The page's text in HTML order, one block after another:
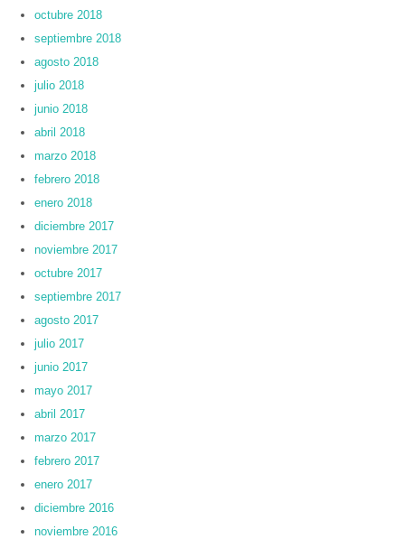
octubre 2018
septiembre 2018
agosto 2018
julio 2018
junio 2018
abril 2018
marzo 2018
febrero 2018
enero 2018
diciembre 2017
noviembre 2017
octubre 2017
septiembre 2017
agosto 2017
julio 2017
junio 2017
mayo 2017
abril 2017
marzo 2017
febrero 2017
enero 2017
diciembre 2016
noviembre 2016